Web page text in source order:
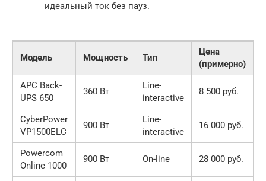
идеальный ток без пауз.
Модель Мощность Тип
Цена
(примерно)
APC Back-
UPS 650
360 Вт
Line-
interactive
8 500 руб.
CyberPower
VP1500ELC
900 Вт
Line-
interactive
16 000 руб.
Powercom
Online 1000
900 Вт On-line 28 000 руб.